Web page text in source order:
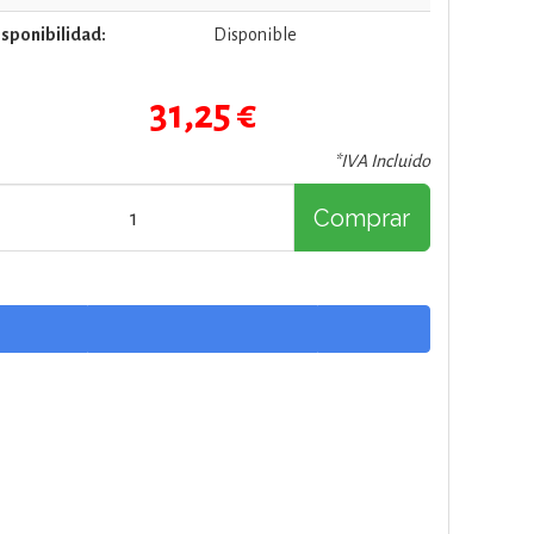
Disponible
31,25 €
*IVA Incluido
Comprar